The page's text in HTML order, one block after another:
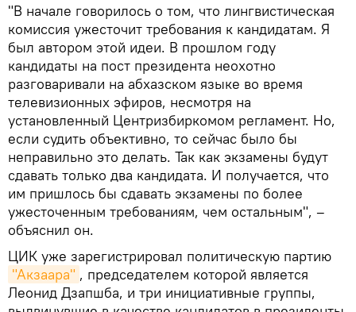
"В начале говорилось о том, что лингвистическая
комиссия ужесточит требования к кандидатам. Я
был автором этой идеи. В прошлом году
кандидаты на пост президента неохотно
разговаривали на абхазском языке во время
телевизионных эфиров, несмотря на
установленный Центризбиркомом регламент. Но,
если судить объективно, то сейчас было бы
неправильно это делать. Так как экзамены будут
сдавать только два кандидата. И получается, что
им пришлось бы сдавать экзамены по более
ужесточенным требованиям, чем остальным", –
объяснил он.
ЦИК уже зарегистрировал политическую партию
"Акзаара" , председателем которой является
Леонид Дзапшба, и три инициативные группы,